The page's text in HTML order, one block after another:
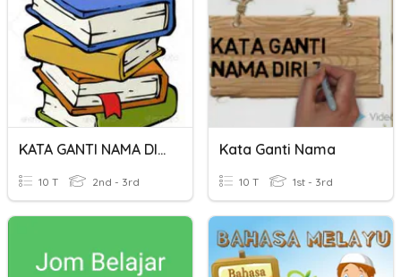
KATA GANTI NAMA DIRI
10 T 2nd - 3rd
Kata Ganti Nama
10 T 1st - 3rd